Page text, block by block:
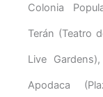
Colonia
Terán (Teatro
Live
Apodaca